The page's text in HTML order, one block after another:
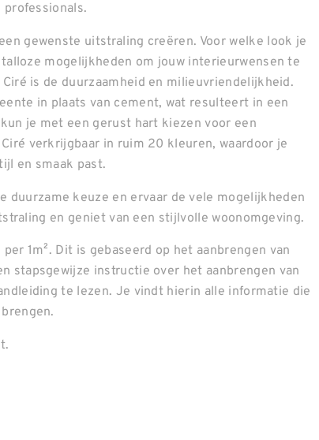
gewenste uitstraling creëren. Voor welke look je
mogelijkheden om jouw interieurwensen te
is de duurzaamheid en milieuvriendelijkheid.
in plaats van cement, wat resulteert in een
je met een gerust hart kiezen voor een
verkrijgbaar in ruim 20 kleuren, waardoor je
en smaak past.
duurzame keuze en ervaar de vele mogelijkheden
en geniet van een stijlvolle woonomgeving.
1m². Dit is gebaseerd op het aanbrengen van
stapsgewijze instructie over het aanbrengen van
te lezen. Je vindt hierin alle informatie die